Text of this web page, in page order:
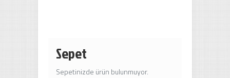
Sepet
Sepetinizde ürün bulunmuyor.